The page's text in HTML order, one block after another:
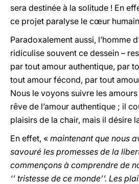
sera destinée à la solitude ! En
ce projet paralyse le cœur
Paradoxalement aussi, l’homme
ridiculise souvent ce dessein –
par tout amour authentique, par
tout amour fécond, par tout
Nous le voyons suivre les
rêve de l’amour authentique ; il
plaisirs de la chair, mais il désire
En effet, « maintenant que nous
savouré les promesses de la
commençons à comprendre de
‘’ tristesse de ce monde’’. Les